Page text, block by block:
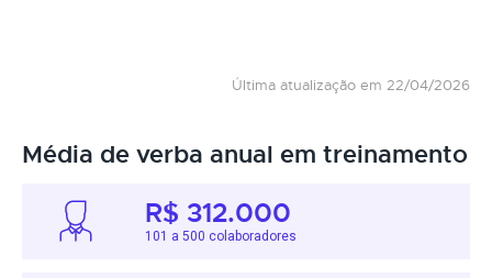
Última atualização em 22/04/2026
Média de verba anual em treinamento
R$ 312.000
101 a 500 colaboradores